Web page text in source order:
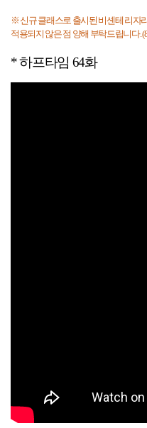
※ 신규 클래스로 출시된 비셴테 리자
적용되지 않은 점 양해 부탁드립니다.
*하프타임 64화